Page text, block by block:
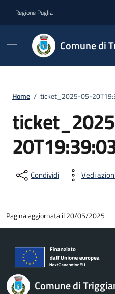
Regione Puglia
Comune di
Home / ticket_2025-05-
Condividi Vedi
Pagina aggiornata il 20/05/2025
Comune di